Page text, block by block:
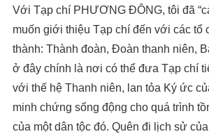
Với Tạp chí PHƯƠNG ĐÔNG, tôi đã
muốn giới thiệu Tạp chí đến với các tổ
thành: Thành đoàn, Đoàn thanh niên,
ở đây chính là nơi có thể đưa Tạp chí
với thế hệ Thanh niên, lan tỏa Ký ức
minh chứng sống động cho quá trình
của một dân tộc đó. Quên đi lịch sử